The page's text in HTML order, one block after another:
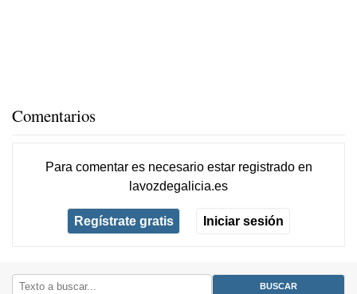
Comentarios
Para comentar es necesario estar registradoen
lavozdegalicia.es
Regístrate gratis Iniciar sesión